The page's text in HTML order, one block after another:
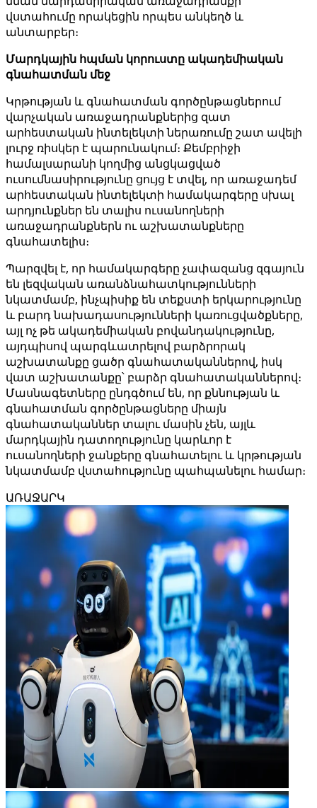
վստահումը որակեցին որպես անկեղծ և
անտարբեր։
Մարդկային հպման կորուստը ակադեմիական
գնահատման մեջ
Կրթության և գնահատման գործընթացներում
վարչական առաջադրանքներից զատ
արհեստական ​​ինտելեկտի ներառումը շատ ավելի
լուրջ ռիսկեր է պարունակում։ Քեմբրիջի
համալսարանի կողմից անցկացված
ուսումնասիրությունը ցույց է տվել, որ առաջադեմ
արհեստական ​​ինտելեկտի համակարգերը սխալ
արդյունքներ են տալիս ուսանողների
առաջադրանքներն ու աշխատանքները
գնահատելիս։
Պարզվել է, որ համակարգերը չափազանց զգայուն
են լեզվական առանձնահատկությունների
նկատմամբ, ինչպիսիք են տեքստի երկարությունը
և բարդ նախադասությունների կառուցվածքները,
այլ ոչ թե ակադեմիական բովանդակությունը,
այդպիսով պարգևատրելով բարձրորակ
աշխատանքը ցածր գնահատականներով, իսկ
վատ աշխատանքը՝ բարձր գնահատականներով։
Մասնագետները ընդգծում են, որ քննության և
գնահատման գործընթացները միայն
գնահատականներ տալու մասին չեն, այլև
մարդկային դատողությունը կարևոր է
ուսանողների ջանքերը գնահատելու և կրթության
նկատմամբ վստահությունը պահպանելու համար։
ԱՌԱՋԱՐԿ